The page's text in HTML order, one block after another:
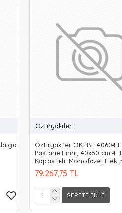
Öztiryakiler
Öztiryakiler OKFBE 40604
Pastane Fırını, 40x60 cm 4
Kapasiteli, Monofaze,
79.267,75 TL
SEPETE EKLE